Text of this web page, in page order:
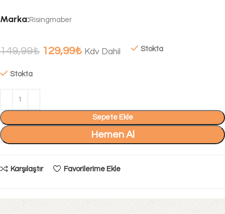
Marka: Risingmaber
149,99₺ 129,99₺ Kdv Dahil Stokta
Stokta
Sepete Ekle
Hemen Al
Karşılaştır Favorilerime Ekle